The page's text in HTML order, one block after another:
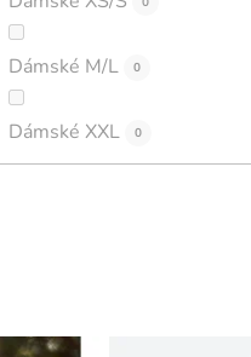
Dámské M/L 0
Dámské XXL 0